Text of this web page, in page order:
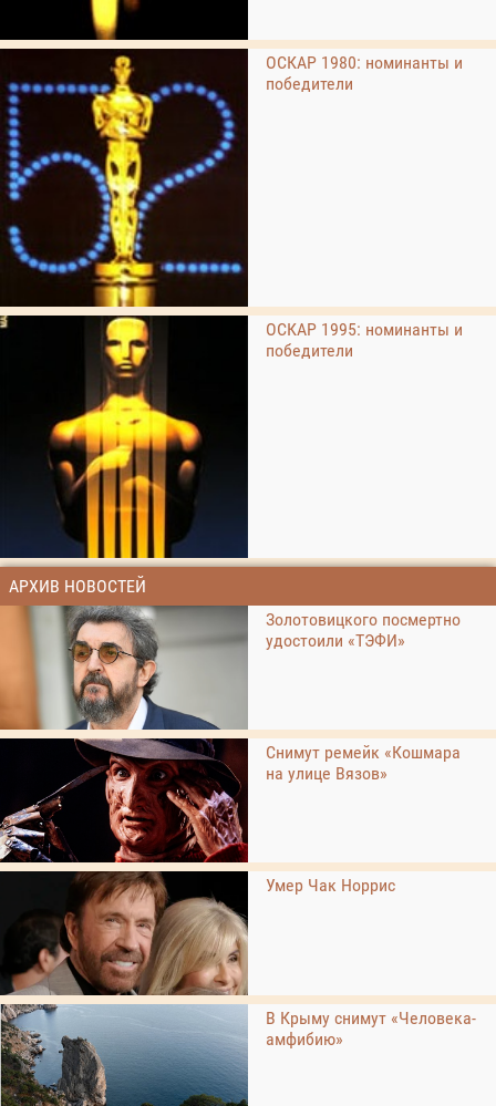
ОСКАР 1980: номинанты и
победители
ОСКАР 1995: номинанты и
победители
АРХИВ НОВОСТЕЙ
Золотовицкого посмертно
удостоили «ТЭФИ»
Снимут ремейк «Кошмара
на улице Вязов»
Умер Чак Норрис
В Крыму снимут «Человека-
амфибию»